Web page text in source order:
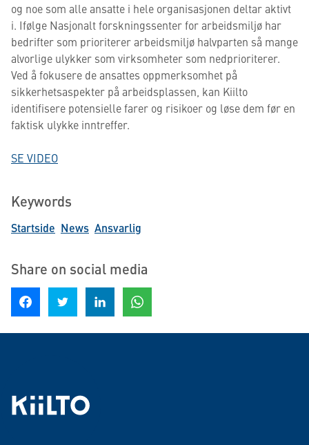
og noe som alle ansatte i hele organisasjonen deltar aktivt
i. Ifølge Nasjonalt forskningssenter for arbeidsmiljø har
bedrifter som prioriterer arbeidsmiljø halvparten så mange
alvorlige ulykker som virksomheter som nedprioriterer.
Ved å fokusere de ansattes oppmerksomhet på
sikkerhetsaspekter på arbeidsplassen, kan Kiilto
identifisere potensielle farer og risikoer og løse dem før en
faktisk ulykke inntreffer.
SE VIDEO
Keywords
Startside News Ansvarlig
Share on social media
Share on Facebook Share on Twitter Share on LinkedIn